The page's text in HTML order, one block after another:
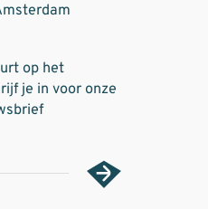
op het
je in voor onze